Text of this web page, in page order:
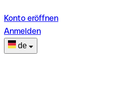
Konto eröffnen
Anmelden
de